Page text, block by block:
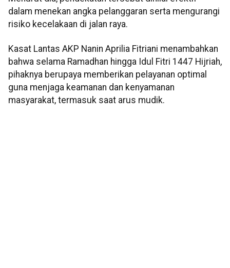
dalam menekan angka pelanggaran serta mengurangi
risiko kecelakaan di jalan raya.
Kasat Lantas AKP Nanin Aprilia Fitriani menambahkan
bahwa selama Ramadhan hingga Idul Fitri 1447 Hijriah,
pihaknya berupaya memberikan pelayanan optimal
guna menjaga keamanan dan kenyamanan
masyarakat, termasuk saat arus mudik.